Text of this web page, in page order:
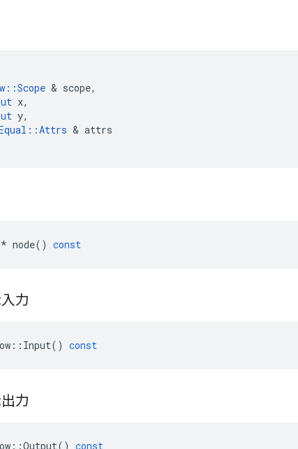
::Scope & scope,
x,
y,
::Attrs & attrs
* node() const
入力
:: Input() const
出力
::Output() const